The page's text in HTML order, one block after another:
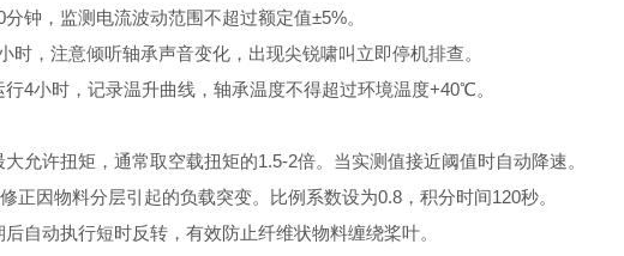
，监测电流波动范围不超过额定值±5%。
，注意倾听轴承声音变化，出现尖锐啸叫立即停机排查。
小时，记录温升曲线，轴承温度不得超过环境温度+40℃。
许扭矩，通常取空载扭矩的1.5-2倍。当实测值接近阈值时自动降速。
因物料分层引起的负载突变。比例系数设为0.8，积分时间120秒。
动执行短时反转，有效防止纤维状物料缠绕桨叶。